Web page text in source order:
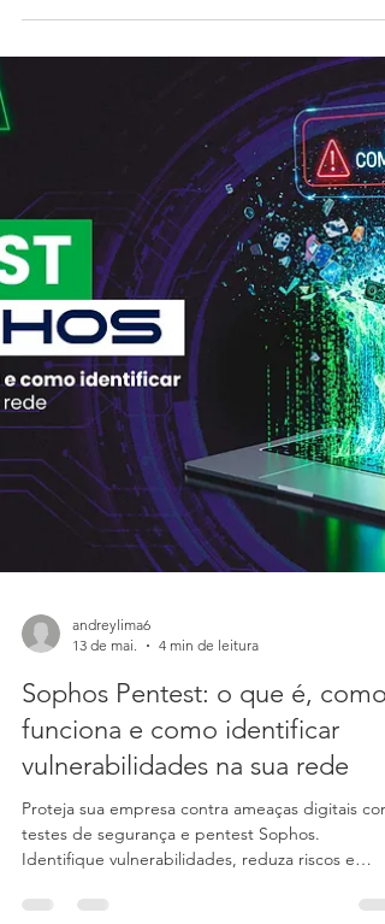
13 de mai.
4 min de leitura
Sophos Pentest: o que é, como
funciona e como identificar
vulnerabilidades na sua rede
Proteja sua empresa contra ameaças digitais com
testes de segurança e pentest Sophos.
Identifique vulnerabilidades, reduza riscos e